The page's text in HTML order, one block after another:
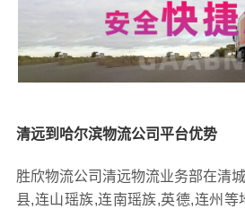
清远到哈尔滨物流公司平台优势
胜欣物流公司清远物流业务部在清
县,连山瑶族,连南瑶族,英德,连州等